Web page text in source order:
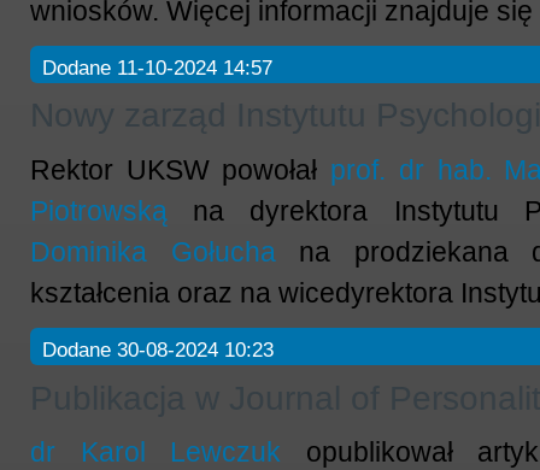
wniosków. Więcej informacji znajduje się
Dodane 11-10-2024 14:57
Nowy zarząd Instytutu
Rektor UKSW powołał prof. dr hab.
Piotrowską na dyrektora Instytutu
Dominika Gołuchana prodziekana
kształcenia oraz na wicedyrektora
Dodane 30-08-2024 10:23
Publikacja w Journal of
dr Karol Lewczuk opublikował